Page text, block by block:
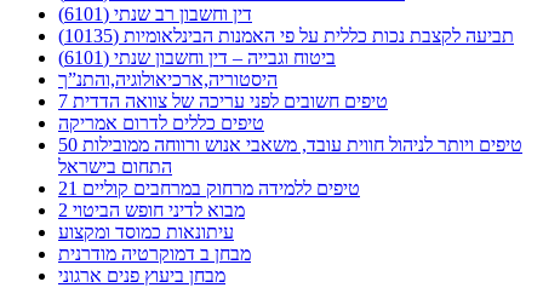
דין וחשבון רב שנתי (6101)
תביעה לקצבת נכות כללית על פי האמנות הבינלאומיות (10135)
ביטוח וגבייה – דין וחשבון שנתי (6101)
היסטוריה,ארכיאולוגיה,והתנ”ך
7 טיפים חשובים לפני עריכה של צוואה הדדית
טיפים כללים לדרום אמריקה
50 טיפים ויותר לניהול חווית עובד, משאבי אנוש ורווחה ממובילות
התחום בישראל
21 טיפים ללמידה מרחוק במרחבים קוליים
מבוא לדיני חופש הביטוי 2
עיתונאות כמוסד ומקצוע
מבחן ב דמוקרטיה מודרנית
מבחן ביעוץ פנים ארגוני